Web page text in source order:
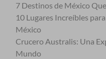
7 Destinos de México
10 Lugares Increíbles
México
Crucero Australis: Una
Mundo